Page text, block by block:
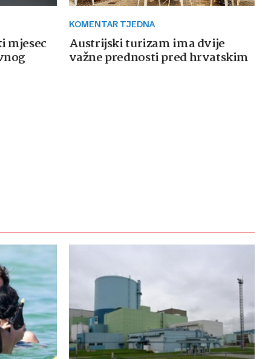
mjesec
KOMENTAR TJEDNA
Austrijski turizam ima dvije
važne prednosti pred hrvatskim